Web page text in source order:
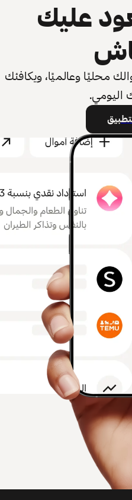
عليك
محليًا وعالميًا، ويكافئك
اليومي.